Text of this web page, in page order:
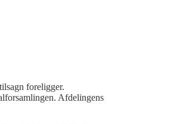
foreligger.
Afdelingens